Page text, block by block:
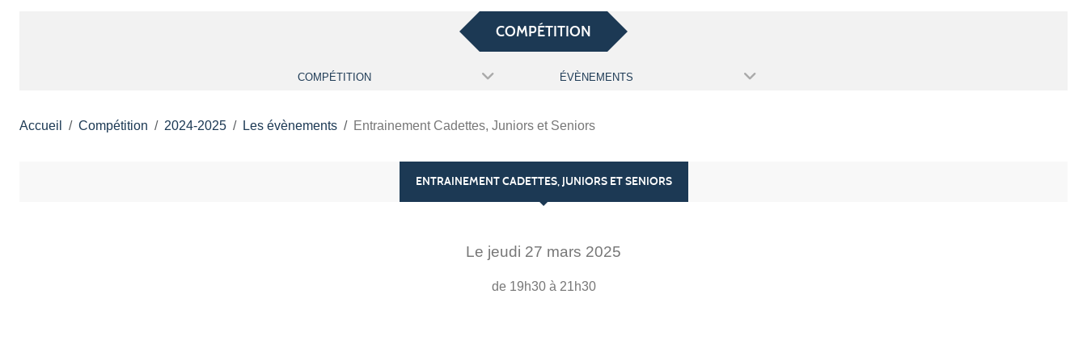
COMPÉTITION
COMPÉTITION ÉVÈNEMENTS
Accueil Compétition 2024-2025 Les évènements Entrainement Cadettes, Juniors et Seniors
ENTRAINEMENT CADETTES, JUNIORS ET SENIORS
Le jeudi 27 mars 2025
de 19h30 à 21h30